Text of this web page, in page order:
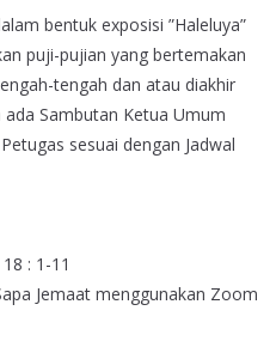
bentuk exposisi ”Haleluya”
puji-pujian yang bertemakan
tengah dan atau diakhir
Sambutan Ketua Umum
sesuai dengan Jadwal
: 1-11
Jemaat menggunakan Zoom